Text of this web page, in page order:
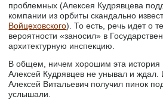
проблемных (Алексея Кудрявцева
компании из орбиты скандально
Войцеховского). То есть, речь идет о
вероятности «заносил» в
архитектурную инспекцию.
В общем, ничем хорошим эта история
Алексей Кудрявцев не унывал и ждал.
Алексей Витальевич получил пинок
услышали.